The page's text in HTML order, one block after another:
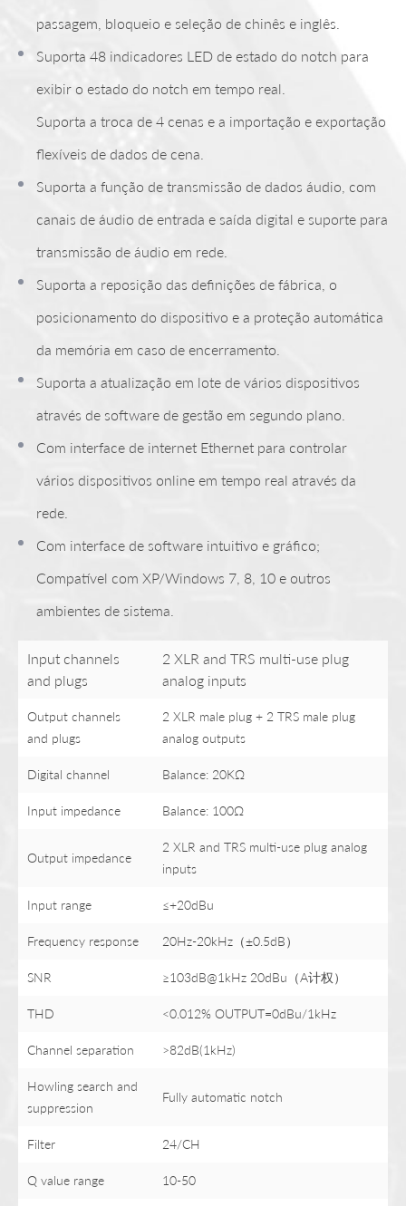
passagem, bloqueio e seleção de chinês e inglês.
Suporta 48 indicadores LED de estado do notch para
exibir o estado do notch em tempo real.
Suporta a troca de 4 cenas e a importação e exportação
flexíveis de dados de cena.
Suporta a função de transmissão de dados áudio, com
canais de áudio de entrada e saída digital e suporte para
transmissão de áudio em rede.
Suporta a reposição das definições de fábrica, o
posicionamento do dispositivo e a proteção automática
da memória em caso de encerramento.
Suporta a atualização em lote de vários dispositivos
através de software de gestão em segundo plano.
Com interface de internet Ethernet para controlar
vários dispositivos online em tempo real através da
rede.
Com interface de software intuitivo e gráfico;
Compatível com XP/Windows 7, 8, 10 e outros
ambientes de sistema.
Input channels
and plugs
2 XLR and TRS multi-use plug
analog inputs
Output channels
and plugs
2 XLR male plug + 2 TRS male plug
analog outputs
Digital channel Balance: 20KΩ
Input impedance Balance: 100Ω
Output impedance
2 XLR and TRS multi-use plug analog
inputs
Input range ≤+20dBu
Frequency response 20Hz-20kHz（±0.5dB）
SNR ≥103dB@1kHz 20dBu（A计权）
THD <0.012% OUTPUT=0dBu/1kHz
Channel separation >82dB(1kHz)
Howling search and
suppression
Fully automatic notch
Filter 24/CH
Q value range 10-50